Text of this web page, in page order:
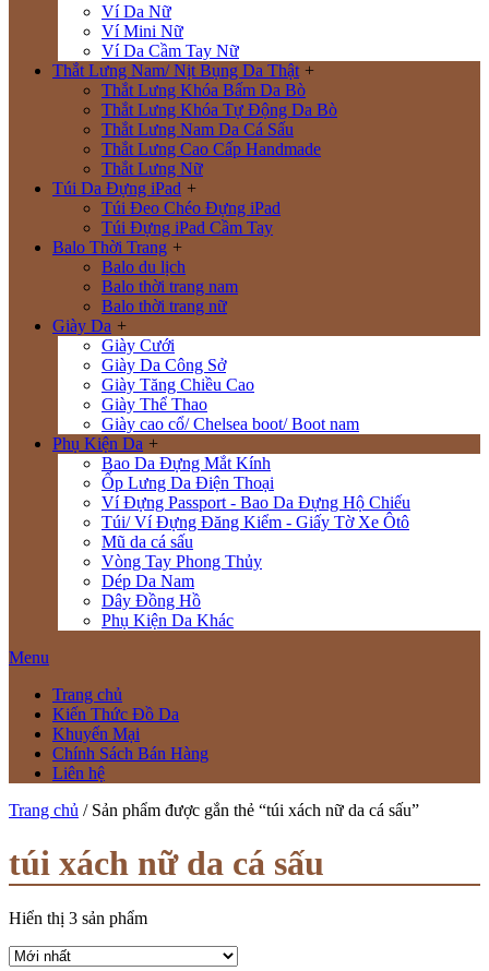
Ví Da Nữ
Ví Mini Nữ
Ví Da Cầm Tay Nữ
Thắt Lưng Nam/ Nịt Bụng Da Thật +
Thắt Lưng Khóa Bấm Da Bò
Thắt Lưng Khóa Tự Động Da Bò
Thắt Lưng Nam Da Cá Sấu
Thắt Lưng Cao Cấp Handmade
Thắt Lưng Nữ
Túi Da Đựng iPad +
Túi Đeo Chéo Đựng iPad
Túi Đựng iPad Cầm Tay
Balo Thời Trang +
Balo du lịch
Balo thời trang nam
Balo thời trang nữ
Giày Da +
Giày Cưới
Giày Da Công Sở
Giày Tăng Chiều Cao
Giày Thể Thao
Giày cao cổ/ Chelsea boot/ Boot nam
Phụ Kiện Da +
Bao Da Đựng Mắt Kính
Ốp Lưng Da Điện Thoại
Ví Đựng Passport - Bao Da Đựng Hộ Chiếu
Túi/ Ví Đựng Đăng Kiểm - Giấy Tờ Xe Ôtô
Mũ da cá sấu
Vòng Tay Phong Thủy
Dép Da Nam
Dây Đồng Hồ
Phụ Kiện Da Khác
Menu
Trang chủ
Kiến Thức Đồ Da
Khuyến Mại
Chính Sách Bán Hàng
Liên hệ
Trang chủ / Sản phẩm được gắn thẻ “túi xách nữ da cá sấu”
túi xách nữ da cá sấu
Hiển thị 3 sản phẩm